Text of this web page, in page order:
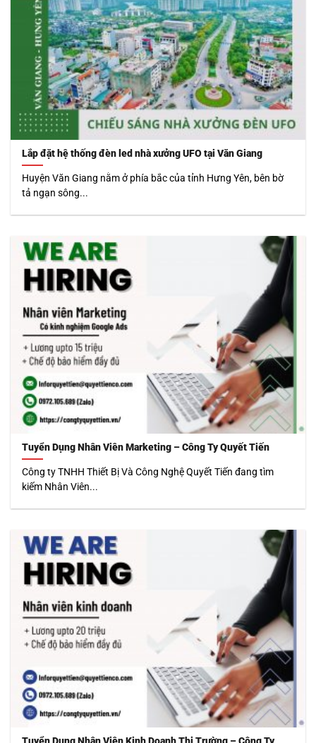
Lắp đặt hệ thống đèn led nhà xưởng UFO tại Văn Giang
Huyện Văn Giang nằm ở phía bắc của tỉnh Hưng Yên, bên bờ
tả ngạn sông...
Tuyển Dụng Nhân Viên Marketing – Công Ty Quyết Tiến
Công ty TNHH Thiết Bị Và Công Nghệ Quyết Tiến đang tìm
kiếm Nhân Viên...